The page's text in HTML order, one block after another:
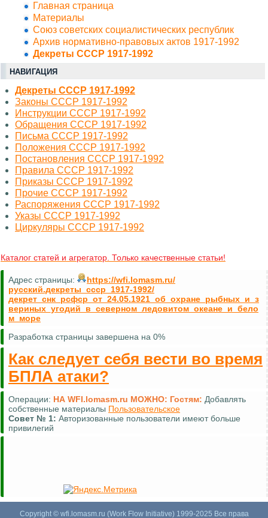
Главная страница
Материалы
Союз советских социалистических республик
Архив нормативно-правовых актов 1917-1992
Декреты СССР 1917-1992
НАВИГАЦИЯ
Декреты СССР 1917-1992
Законы СССР 1917-1992
Инструкции СССР 1917-1992
Обращения СССР 1917-1992
Письма СССР 1917-1992
Положения СССР 1917-1992
Постановления СССР 1917-1992
Правила СССР 1917-1992
Приказы СССР 1917-1992
Прочие СССР 1917-1992
Распоряжения СССР 1917-1992
Указы СССР 1917-1992
Циркуляры СССР 1917-1992
Каталог статей и агрегатор. Только качественные статьи!
Адрес страницы:
https://wfi.lomasm.ru/
русский.декреты_ссср_1917-1992/
декрет_снк_рсфср_от_24.05.1921_об_охране_рыбных_и_з
вериных_угодий_в_северном_ледовитом_океане_и_бело
м_море
Разработка страницы завершена на 0%
Как следует себя вести во время
БПЛА атаки?
Операции: НА WFI.lomasm.ru МОЖНО: Гостям: Добавлять
собственные материалы Пользовательское
Совет № 1: Авторизованные пользователи имеют больше
привилегий
Copyright © wfi.lomasm.ru (Work Flow Initiative) 1999-2025 Все права